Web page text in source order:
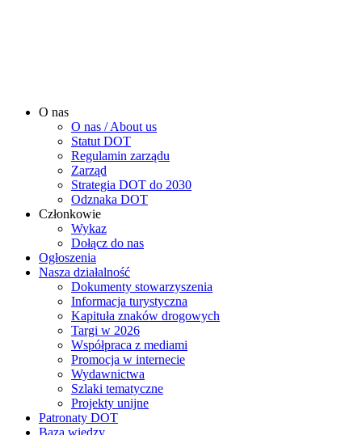
O nas
O nas / About us
Statut DOT
Regulamin zarządu
Zarząd
Strategia DOT do 2030
Odznaka DOT
Członkowie
Wykaz
Dołącz do nas
Ogłoszenia
Nasza działalność
Dokumenty stowarzyszenia
Informacja turystyczna
Kapituła znaków drogowych
Targi w 2026
Współpraca z mediami
Promocja w internecie
Wydawnictwa
Szlaki tematyczne
Projekty unijne
Patronaty DOT
Baza wiedzy